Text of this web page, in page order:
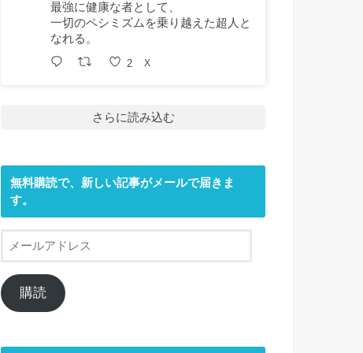
最強に健康な者として、
一切のペシミズムを乗り越えた超人と
なれる。
2 X
さらに読み込む
無料購読で、新しい記事がメールで届きま
す。
ー
ア
ド
購読